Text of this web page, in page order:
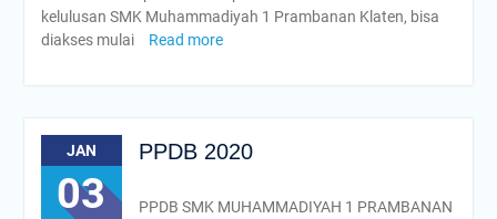
kelulusan SMK Muhammadiyah 1 Prambanan Klaten, bisa
diakses mulai
Read more
JAN
03
PPDB 2020
PPDB SMK MUHAMMADIYAH 1 PRAMBANAN